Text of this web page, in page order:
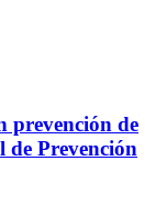
prevención de
de Prevención